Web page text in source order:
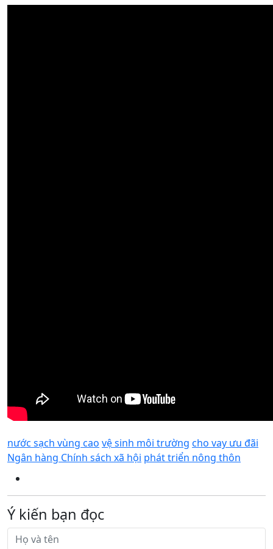
nước sạch vùng cao vệ sinh môi trường cho vay ưu đãi
Ngân hàng Chính sách xã hội phát triển nông thôn
Ý kiến bạn đọc